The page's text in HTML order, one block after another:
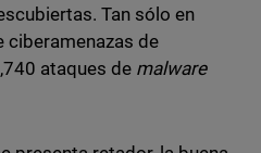
Tan sólo en
ciberamenazas de
ataques de malware